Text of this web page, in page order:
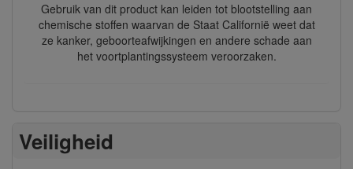
Gebruik van dit product kan leiden tot blootstelling aan
chemische stoffen waarvan de Staat Californië weet dat
ze kanker, geboorteafwijkingen en andere schade aan
het voortplantingssysteem veroorzaken.
Veiligheid